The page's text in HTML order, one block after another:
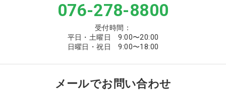
076-278-8800
受付時間：
平日・土曜日 9:00〜20:00
日曜日・祝日 9:00〜18:00
メールでお問い合わせ